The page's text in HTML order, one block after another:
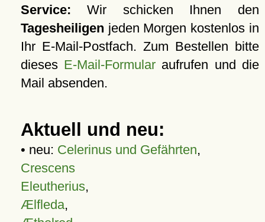
Service: Wir schicken Ihnen den
Tagesheiligen jeden Morgen kostenlos in
Ihr E-Mail-Postfach. Zum Bestellen bitte
dieses E-Mail-Formular aufrufen und die
Mail absenden.
Aktuell und neu:
• neu: Celerinus und Gefährten,
Crescens
Eleutherius,
Ælfleda,